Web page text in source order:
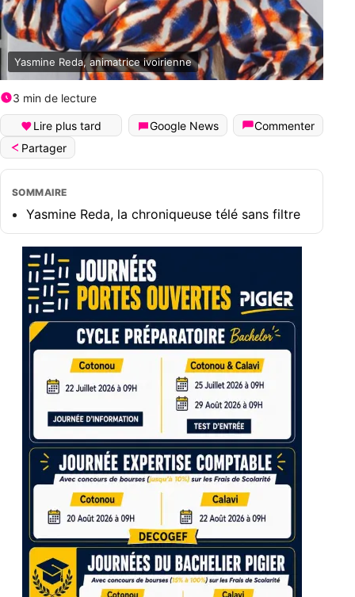
Yasmine Reda, animatrice ivoirienne
3 min de lecture
Lire plus tard Google News
Commenter
Partager
SOMMAIRE
Yasmine Reda, la chroniqueuse télé sans filtre